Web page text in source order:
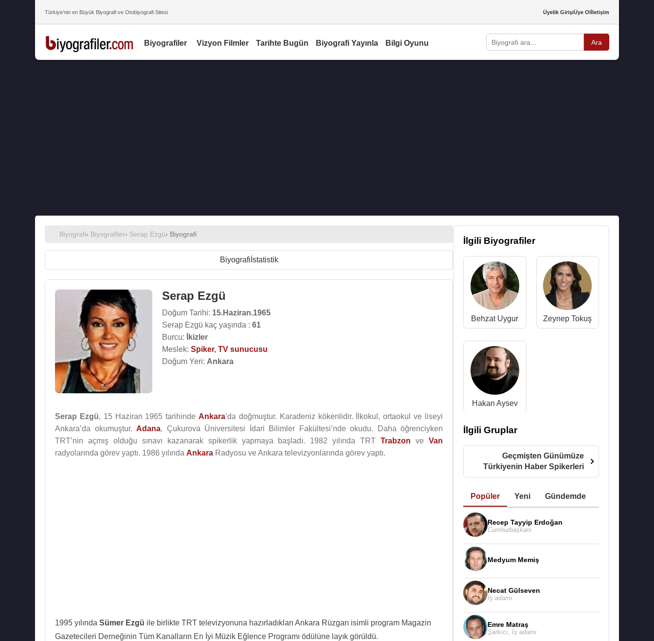
Türkiye’nin en Büyük Biyografi ve Otobiyografi Sitesi Üyelik GirişiÜye Olİletişim
Biyografiler Vizyon Filmler Tarihte Bugün Biyografi Yayınla Bilgi Oyunu Ara
Biyografi› Biyografiler› Serap Ezgü› Biyografi
Biyografi İstatistik
Serap Ezgü
Doğum Tarihi: 15.Haziran.1965
Serap Ezgü kaç yaşında : 61
Burcu:
İkizler
Meslek: Spiker, TV sunucusu
Doğum Yeri: Ankara
Serap Ezgü, 15 Haziran 1965 tarihindeAnkara’da doğmuştur. Karadeniz kökenlidir. İlkokul, ortaokul ve liseyi
Ankara’da okumuştur. Adana, Çukurova Üniversitesi İdari Bilimler Fakültesi’nde okudu. Daha öğrenciyken
TRT’nin açmış olduğu sınavı kazanarak spikerlik yapmaya başladı. 1982 yılında TRTTrabzon veVan
radyolarında görev yaptı. 1986 yılında Ankara Radyosu ve Ankara televizyonlarında görev yaptı.
1995 yılında Sümer Ezgü ile birlikte TRT televizyonuna hazırladıkları Ankara Rüzgarı isimli program Magazin
Gazetecileri Derneğinin Tüm Kanalların En İyi Müzik Eğlence Programı ödülüne layık görüldü.
İlgili Biyografiler
Behzat Uygur Zeynep Tokuş
Hakan Aysev
İlgili Gruplar
Geçmişten Günümüze
Türkiyenin Haber Spikerleri
Popüler Yeni Gündemde
Recep Tayyip Erdoğan
Cumhurbaşkanı
Medyum Memiş
Necat Gülseven
İş adamı
Emre Matraş
Şarkıcı İş adamı